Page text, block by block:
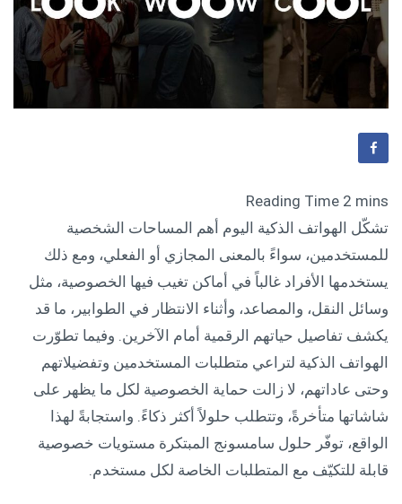
تشكّل الهواتف الذكية اليوم أهم المساحات الشخصية
للمستخدمين، سواءً بالمعنى المجازي أو الفعلي، ومع ذلك
يستخدمها الأفراد غالباً في أماكن تغيب فيها الخصوصية، مثل
وسائل النقل، والمصاعد، وأثناء الانتظار في الطوابير، ما قد
يكشف تفاصيل حياتهم الرقمية أمام الآخرين. وفيما تطوّرت
الهواتف الذكية لتراعي متطلبات المستخدمين وتفضيلاتهم
وحتى عاداتهم، لا زالت حماية الخصوصية لكل ما يظهر على
شاشاتها متأخرةً، وتتطلب حلولاً أكثر ذكاءً. واستجابةً لهذا
الواقع، توفّر حلول سامسونج المبتكرة مستويات خصوصية
قابلة للتكيّف مع المتطلبات الخاصة لكل مستخدم.